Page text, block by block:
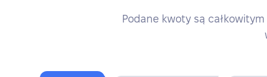
Podane kwoty są